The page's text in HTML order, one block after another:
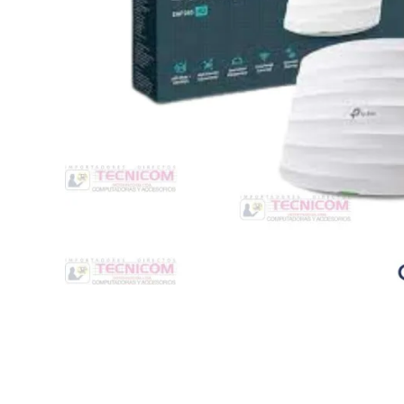
Monitores y TV
Suministros de Impresión
Punto de Venta
Protección Eléctrica
Software